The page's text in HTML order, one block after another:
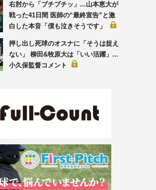
右肘から「ブチブチッ」...山本恵大が
戦った41日間 医師の“最終宣告”と激
白した本音「僕も泣きそうです」
押し出し死球のオスナに「そうは捉え
ない」 柳田&牧原大は「いい活躍」...
小久保監督コメント